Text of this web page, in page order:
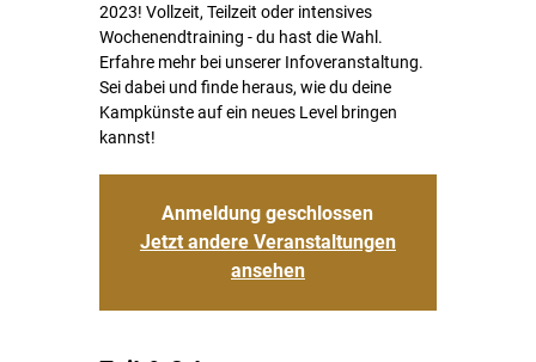
2023! Vollzeit, Teilzeit oder intensives
Wochenendtraining - du hast die Wahl.
Erfahre mehr bei unserer Infoveranstaltung.
Sei dabei und finde heraus, wie du deine
Kampkünste auf ein neues Level bringen
kannst!
Anmeldung geschlossen
Jetzt andere Veranstaltungen
ansehen